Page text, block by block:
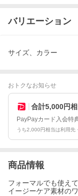
バリエーション
サイズ、カラー
おトクなお知らせ
合計5,000円
PayPayカード入会特
うち2,000円相当は利用先
商品情報
フォーマルでも使え
イージーケア素材の